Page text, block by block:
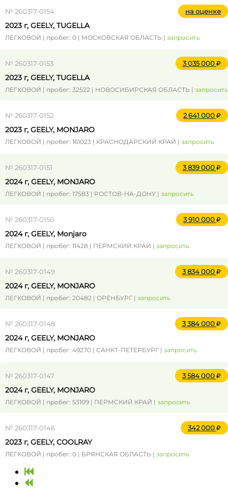
№ 260317-0154 на оценке
2023 г, GEELY, TUGELLA
ЛЕГКОВОЙ | пробег: 0 | МОСКОВСКАЯ ОБЛАСТЬ | запросить
№ 260317-0153 3 035 000
2023 г, GEELY, TUGELLA
ЛЕГКОВОЙ | пробег: 32522 | НОВОСИБИРСКАЯ ОБЛАСТЬ | запросить
№ 260317-0152 2 641 000
2023 г, GEELY, MONJARO
ЛЕГКОВОЙ | пробег: 161023 | КРАСНОДАРСКИЙ КРАЙ | запросить
№ 260317-0151 3 839 000
2024 г, GEELY, MONJARO
ЛЕГКОВОЙ | пробег: 17583 | РОСТОВ-НА-ДОНУ | запросить
№ 260317-0150 3 910 000
2024 г, GEELY, Monjaro
ЛЕГКОВОЙ | пробег: 11428 | ПЕРМСКИЙ КРАЙ | запросить
№ 260317-0149 3 834 000
2024 г, GEELY, MONJARO
ЛЕГКОВОЙ | пробег: 20482 | ОРЕНБУРГ | запросить
№ 260317-0148 3 384 000
2024 г, GEELY, MONJARO
ЛЕГКОВОЙ | пробег: 49270 | САНКТ-ПЕТЕРБУРГ | запросить
№ 260317-0147 3 584 000
2024 г, GEELY, MONJARO
ЛЕГКОВОЙ | пробег: 53109 | ПЕРМСКИЙ КРАЙ | запросить
№ 260317-0146 342 000
2023 г, GEELY, COOLRAY
ЛЕГКОВОЙ | пробег: 0 | БРЯНСКАЯ ОБЛАСТЬ | запросить